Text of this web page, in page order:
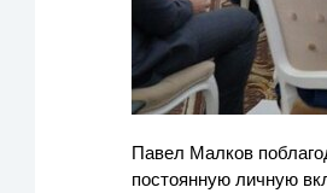
Павел Малков
постоянную личную